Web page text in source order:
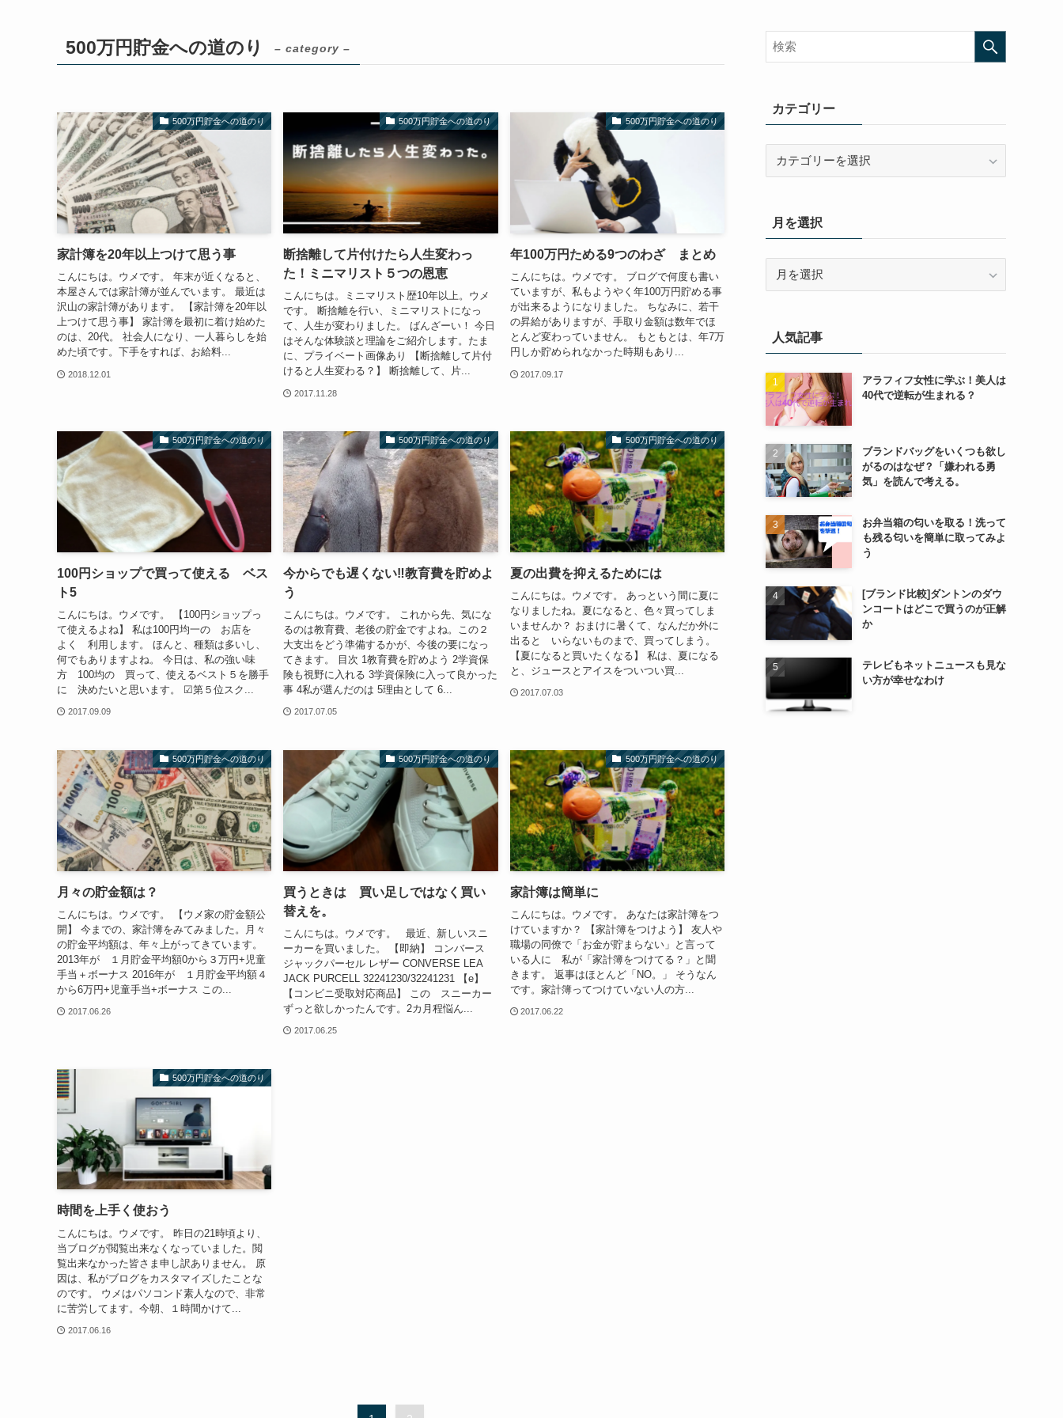
500万円貯金への道のり – category –
500万円貯金への道のり
家計簿を20年以上つけて思う事
こんにちは。ウメです。 年末が近くなると、
本屋さんでは家計簿が並んでいます。 最近は
沢山の家計簿があります。 【家計簿を20年以
上つけて思う事】 家計簿を最初に着け始めた
のは、20代。 社会人になり、一人暮らしを始
めた頃です。下手をすれば、お給料...
2018.12.01
500万円貯金への道のり
断捨離して片付けたら人生変わっ
た！ミニマリスト５つの恩恵
こんにちは。ミニマリスト歴10年以上。ウメ
です。 断捨離を行い、ミニマリストになっ
て、人生が変わりました。 ばんざーい！ 今日
はそんな体験談と理論をご紹介します。たま
に、プライベート画像あり 【断捨離して片付
けると人生変わる？】 断捨離して、片...
2017.11.28
500万円貯金への道のり
年100万円ためる9つのわざ まとめ
こんにちは。ウメです。 ブログで何度も書い
ていますが、私もようやく年100万円貯める事
が出来るようになりました。 ちなみに、若干
の昇給がありますが、手取り金額は数年でほ
とんど変わっていません。 もともとは、年7万
円しか貯められなかった時期もあり...
2017.09.17
500万円貯金への道のり
100円ショップで買って使える ベス
ト5
こんにちは。ウメです。 【100円ショップっ
て使えるよね】 私は100円均一の お店を
よく 利用します。 ほんと、種類は多いし、
何でもありますよね。 今日は、私の強い味
方 100均の 買って、使えるベスト５を勝手
に 決めたいと思います。 ☑第５位スク...
2017.09.09
500万円貯金への道のり
今からでも遅くない‼教育費を貯めよ
う
こんにちは。ウメです。 これから先、気にな
るのは教育費、老後の貯金ですよね。この２
大支出をどう準備するかが、今後の要になっ
てきます。 目次 1教育費を貯めよう 2学資保
険も視野に入れる 3学資保険に入って良かった
事 4私が選んだのは 5理由として 6...
2017.07.05
500万円貯金への道のり
夏の出費を抑えるためには
こんにちは。ウメです。 あっという間に夏に
なりましたね。夏になると、色々買ってしま
いませんか？ おまけに暑くて、なんだか外に
出ると いらないものまで、買ってしまう。
【夏になると買いたくなる】 私は、夏になる
と、ジュースとアイスをついつい買...
2017.07.03
500万円貯金への道のり
月々の貯金額は？
こんにちは。ウメです。 【ウメ家の貯金額公
開】 今までの、家計簿をみてみました。月々
の貯金平均額は、年々上がってきています。
2013年が １月貯金平均額0から３万円+児童
手当＋ボーナス 2016年が １月貯金平均額４
から6万円+児童手当+ボーナス この...
2017.06.26
500万円貯金への道のり
買うときは 買い足しではなく買い
替えを。
こんにちは。ウメです。 最近、新しいスニ
ーカーを買いました。 【即納】 コンバース
ジャックパーセル レザー CONVERSE LEA
JACK PURCELL 32241230/32241231 【e】
【コンビニ受取対応商品】 この スニーカー
ずっと欲しかったんです。2カ月程悩ん...
2017.06.25
500万円貯金への道のり
家計簿は簡単に
こんにちは。ウメです。 あなたは家計簿をつ
けていますか？ 【家計簿をつけよう】 友人や
職場の同僚で「お金が貯まらない」と言って
いる人に 私が「家計簿をつけてる？」と聞
きます。 返事はほとんど「NO。」 そうなん
です。家計簿ってつけていない人の方...
2017.06.22
500万円貯金への道のり
時間を上手く使おう
こんにちは。ウメです。 昨日の21時頃より、
当ブログが閲覧出来なくなっていました。閲
覧出来なかった皆さま申し訳ありません。 原
因は、私がブログをカスタマイズしたことな
のです。 ウメはパソコンド素人なので、非常
に苦労してます。今朝、１時間かけて...
2017.06.16
カテゴリー
ー月を選択
人気記事
アラフィフ女性に学ぶ！美人は
40代で逆転が生まれる？
ブランドバッグをいくつも欲し
がるのはなぜ？「嫌われる勇
気」を読んで考える。
お弁当箱の匂いを取る！洗って
も残る匂いを簡単に取ってみよ
う
[ブランド比較]ダントンのダウ
ンコートはどこで買うのが正解
か
テレビもネットニュースも見な
い方が幸せなわけ